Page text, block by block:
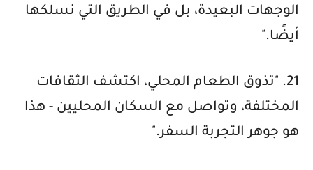
الوجهات البعيدة، بل في الطريق التي نسلكها
أيضًا."
21. "تذوق الطعام المحلي، اكتشف الثقافات
المختلفة، وتواصل مع السكان المحليين - هذا
هو جوهر التجربة السفر."